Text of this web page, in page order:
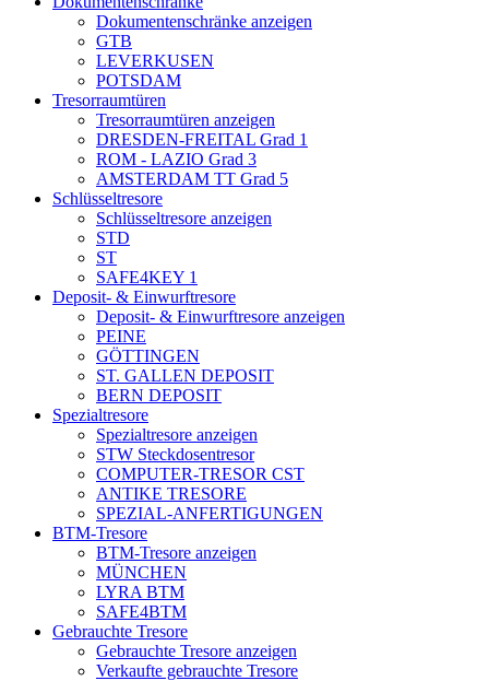
Dokumentenschränke anzeigen
GTB
LEVERKUSEN
POTSDAM
Tresorraumtüren
Tresorraumtüren anzeigen
DRESDEN-FREITAL Grad 1
ROM - LAZIO Grad 3
AMSTERDAM TT Grad 5
Schlüsseltresore
Schlüsseltresore anzeigen
STD
ST
SAFE4KEY 1
Deposit- & Einwurftresore
Deposit- & Einwurftresore anzeigen
PEINE
GÖTTINGEN
ST. GALLEN DEPOSIT
BERN DEPOSIT
Spezialtresore
Spezialtresore anzeigen
STW Steckdosentresor
COMPUTER-TRESOR CST
ANTIKE TRESORE
SPEZIAL-ANFERTIGUNGEN
BTM-Tresore
BTM-Tresore anzeigen
MÜNCHEN
LYRA BTM
SAFE4BTM
Gebrauchte Tresore
Gebrauchte Tresore anzeigen
Verkaufte gebrauchte Tresore